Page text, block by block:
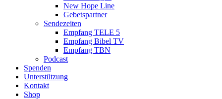
New Hope Line
Gebetspartner
Sendezeiten
Empfang TELE 5
Empfang Bibel TV
Empfang TBN
Podcast
Spenden
Unterstützung
Kontakt
Shop